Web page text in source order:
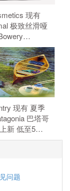
现有
极致丝滑哑
价$35.00（约
。 无需使用
现有 夏季
巴塔哥
新 低至5
用优惠码。
问题